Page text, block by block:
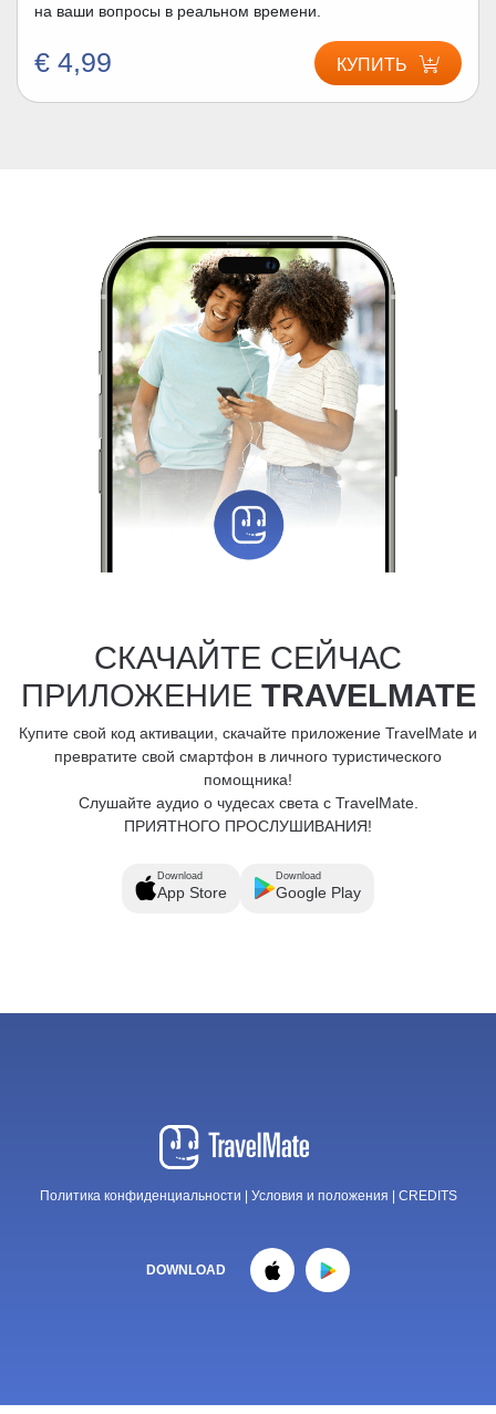
на ваши вопросы в реальном времени.
€ 4,99 КУПИТЬ
СКАЧАЙТЕ СЕЙЧАС
ПРИЛОЖЕНИЕ TRAVELMATE
Купите свой код активации, скачайте приложение TravelMate и
превратите свой смартфон в личного туристического
помощника!
Слушайте аудио о чудесах света с TravelMate.
ПРИЯТНОГО ПРОСЛУШИВАНИЯ!
Download
App Store
Download
Google Play
Политика конфиденциальности Условия и положения CREDITS
DOWNLOAD